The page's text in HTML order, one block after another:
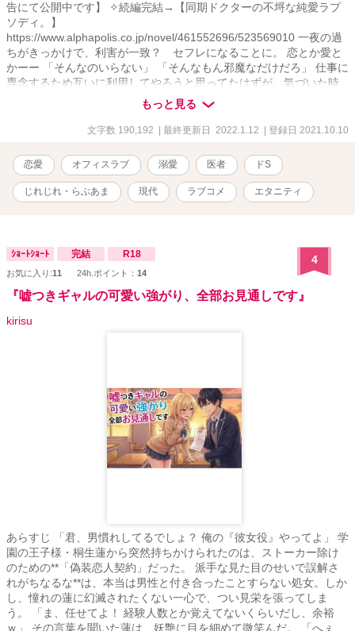
告にて公開中です】 ✧続編完結→【同期ドクターの不埒な純愛ラプ
ソディ。】
https://www.alphapolis.co.jp/novel/461552696/523569010 一夜の過
ちがきっかけで、利害が一致？ セフレになることに。 恋とか愛と
かーー 「そんなのいらない」 「そんなもん邪魔なだけだろ」 仕事に
専念するため互いに利用してやろうと思ってたはずが、気づいた時
には既に手遅れ？ 同期ドクターが奏でるバトル満載のラブロマンス
勃発!? 本気の恋を知らないカタブツ？内科医VS恋よりも腕を磨くこ
とが何より大事？な天才外科医の不埒な純愛ラプソディ。 嘘つきな
＋.｡.:*･ﾟ ✱高梨鈴《ﾀｶﾅｼ ﾘﾝ》27歳 初期研修を終えて一人前の医者に
なったばかりの内科医。 ある事情で外科医になるのを諦めたことか
ら外科医を敵視している。 華やかで美麗な容姿のせいで陰ではビッ
チと呼ばれているが、実は仕事に一途なカタブツ女？ ✱窪塚圭《ｸﾎﾞ
られがちだが、実はオペのことだけで頭が一杯？ .｡.:*･ﾟ＋.｡.:*･ﾟ
＋.｡.:*･ﾟ＋.｡.:*･ﾟ ✱『鬼畜御曹司の甘く淫らな執愛』(24/2/22タテス
クコミック化のため非公開中)のふたりの愛娘がヒロインです。 ※他
視点あり ※他サイトでも公開中ですが、主にＲ描写をこちらとムー
もあるので閲覧にはご注意ください。 ※医療機関の設定や登場する
もっと見る
文字数 190,192 | 最終更新日 2022.1.12 | 登録日 2021.10.10
恋愛 オフィスラブ 溺愛 医者 ドS
じれじれ・らぶあま 現代 ラブコメ エタニティ
ｼｮｰﾄｼｮｰﾄ 完結 R18
お気に入り:11 24h.ポイント： 14
4
『嘘つきギャルの可愛い強がり、全部お見通しです』
kirisu
あらすじ 「君、男慣れしてるでしょ？ 俺の『彼女役』やってよ」 学
園の王子様・桐生蓮から突然持ちかけられたのは、ストーカー除け
のための**「偽装恋人契約」だった。 派手な見た目のせいで誤解さ
れがちなるな**は、本当は男性と付き合ったことすらない処女。しか
し、憧れの蓮に幻滅されたくない一心で、つい見栄を張ってしま
う。 「ま、任せてよ！ 経験人数とか覚えてないくらいだし、余裕
ｗ」 その言葉を聞いた蓮は、妖艶に目を細めて微笑んだ。 「へぇ、